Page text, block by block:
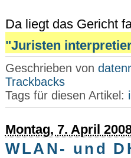
Da liegt das Gericht
"Juristen
Geschrieben von
Trackbacks
Tags für diesen Artikel:
Montag, 7. April
WLAN- und